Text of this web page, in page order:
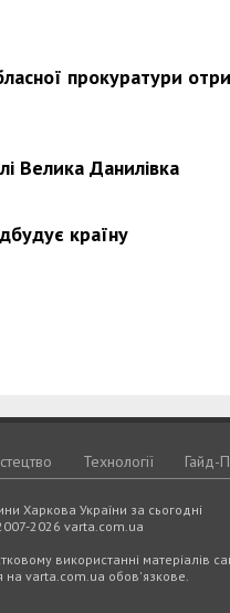
прокуратури
Велика Данилівка
країну
Технологiї Гайд-
Харкова України за сьогодні
2026 varta.com.ua
використанні матеріалів
на varta.com.ua обов'язкове.